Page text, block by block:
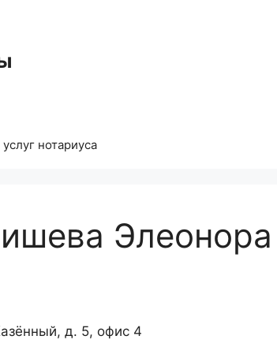
нотариуса
Элеонора
д. 5, офис 4